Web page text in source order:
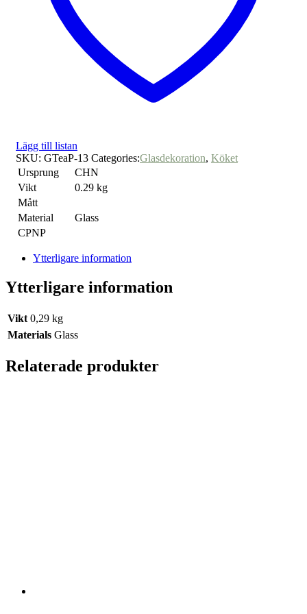
Lägg till listan
SKU: GTeaP-13 Categories:Glasdekoration, Köket
Ursprung
CHN
Vikt
0.29 kg
Mått
Material
Glass
CPNP
Ytterligare information
Ytterligare information
Vikt 0,29 kg
Materials Glass
Relaterade produkter